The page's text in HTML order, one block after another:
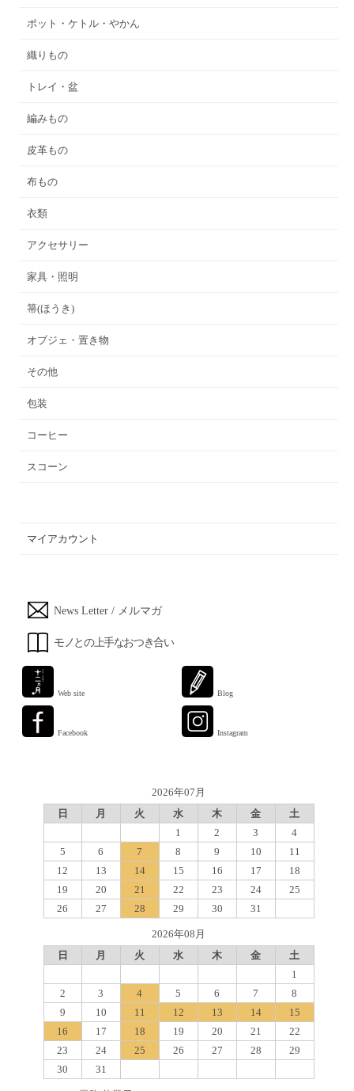
ポット・ケトル・やかん
織りもの
トレイ・盆
編みもの
皮革もの
布もの
衣類
アクセサリー
家具・照明
箒(ほうき)
オブジェ・置き物
その他
包装
コーヒー
スコーン
マイアカウント
News Letter / メルマガ
モノとの上手なおつき合い
Web site Blog
Facebook Instagram
2026年07月
日
月 火 水 木 金
土
1
2 3
4
5
6 7 8 9 10
11
12
13 14 15 16 17
18
19
20 21 22 23 24
25
26
27 28 29 30 31
2026年08月
日
月 火 水 木 金
土
1
2
3 4 5 6 7
8
9
10 11 12 13 14
15
16
17 18 19 20 21
22
23
24 25 26 27 28
29
30
31